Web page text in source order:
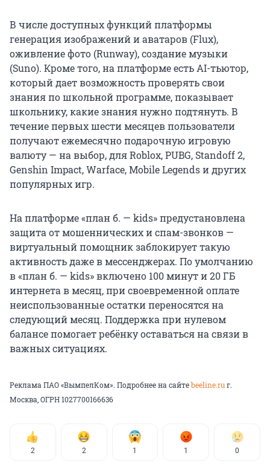
В числе доступных функций платформы
генерация изображений и аватаров (Flux),
оживление фото (Runway), создание музыки
(Suno). Кроме того, на платформе есть AI-тьютор,
который дает возможность проверять свои
знания по школьной программе, показывает
школьнику, какие знания нужно подтянуть. В
течение первых шести месяцев пользователи
получают ежемесячно подарочную игровую
валюту — на выбор, для Roblox, PUBG, Standoff 2,
Genshin Impact, Warface, Mobile Legends и других
популярных игр.
На платформе «план б. — kids» предустановлена
защита от мошеннических и спам-звонков —
виртуальный помощник заблокирует такую
активность даже в мессенджерах. По умолчанию
в «план б. — kids» включено 100 минут и 20 ГБ
интернета в месяц, при своевременной оплате
неиспользованные остатки переносятся на
следующий месяц. Поддержка при нулевом
балансе помогает ребёнку оставаться на связи в
важных ситуациях.
Реклама ПАО «ВымпелКом». Подробнее на сайтеbeeline.ruг.
Москва, ОГРН 1027700166636
2 2 1 1 0